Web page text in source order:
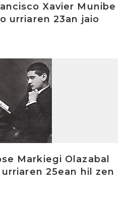
Xavier Munibe
urriaren 23an jaio
Markiegi Olazabal
25ean hil zen